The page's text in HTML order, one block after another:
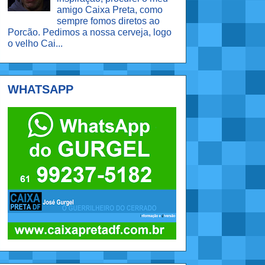
amigo Caixa Preta, como
sempre fomos diretos ao
Porcão. Pedimos a nossa cerveja, logo
o velho Cai...
WHATSAPP